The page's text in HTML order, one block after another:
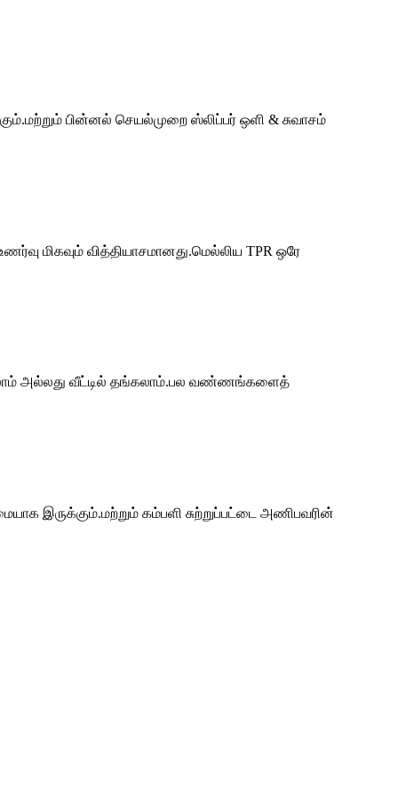
பின்னல் செயல்முறை ஸ்லிப்பர் ஒளி & சுவாசம்
மிகவும் வித்தியாசமானது.மெல்லிய TPR ஒரே
அல்லது வீட்டில் தங்கலாம்.பல வண்ணங்களைத்
இருக்கும்.மற்றும் கம்பளி சுற்றுப்பட்டை அணிபவரின்